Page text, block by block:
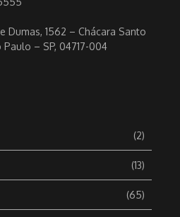
Dumas, 1562 – Chácara Santo
– SP, 04717-004
(2)
(13)
(65)